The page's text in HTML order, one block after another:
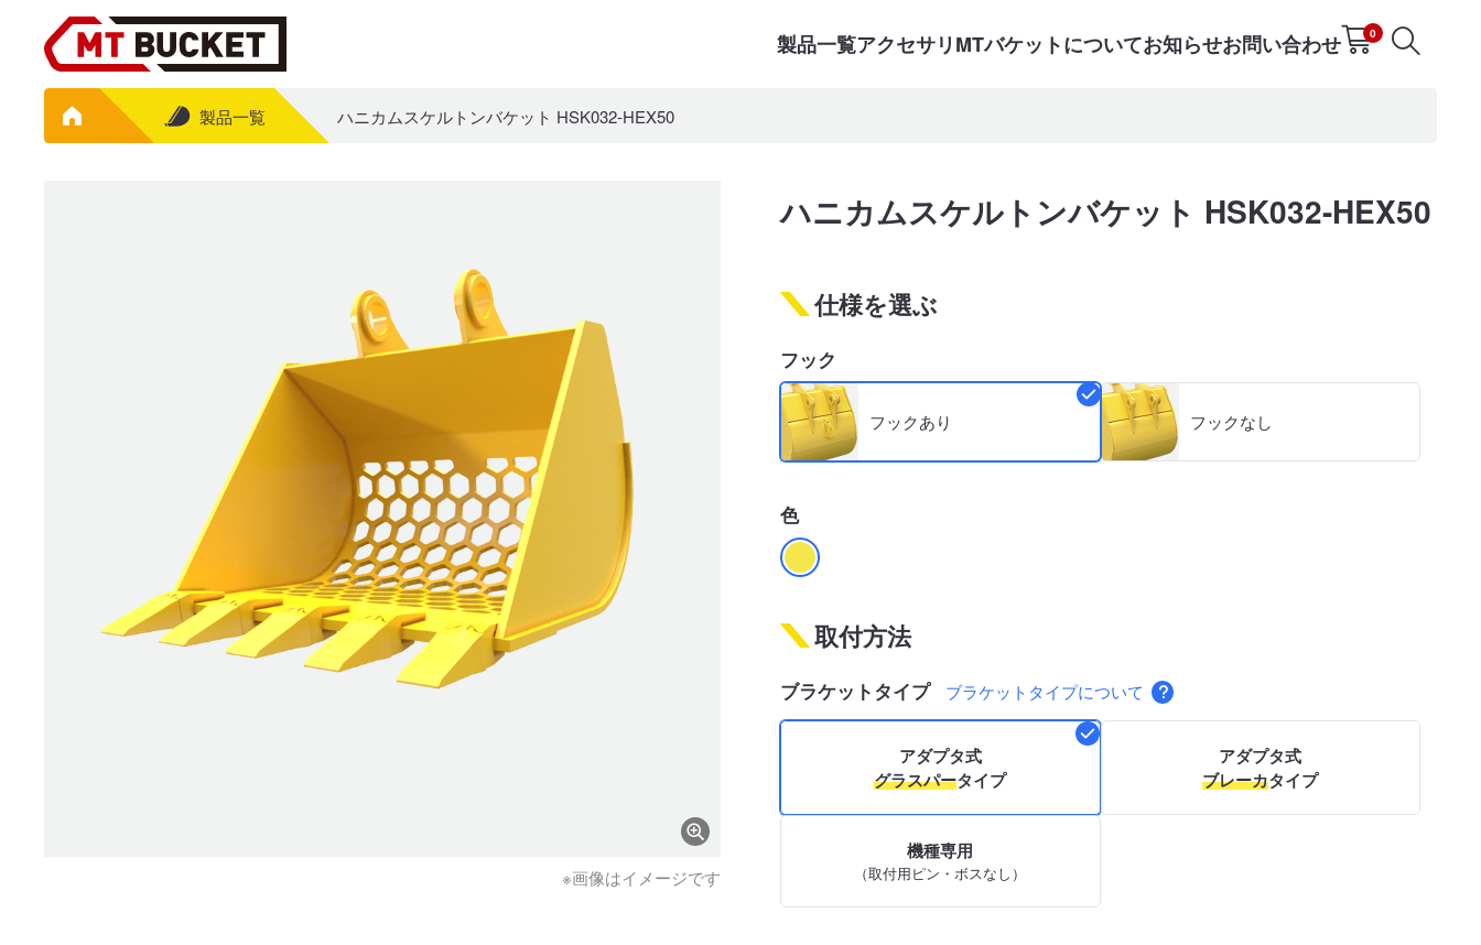
製品一覧アクセサリMTバケットについてお知らせお問い合わせ 0
製品一覧 ハニカムスケルトンバケット HSK032-HEX50
※画像はイメージです
ハニカムスケルトンバケット HSK032-HEX50
仕様を選ぶ
フック
フックあり フックなし
色
取付方法
ブラケットタイプ ブラケットタイプについて
アダプタ式
グラスパータイプ
アダプタ式
ブレーカタイプ
機種専用
（取付用ピン・ボスなし）